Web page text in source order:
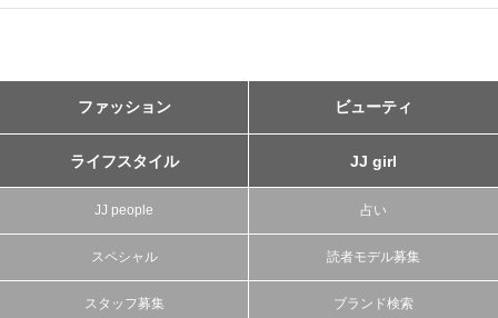
ファッション ビューティ
ライフスタイル JJ girl
JJ people 占い
スペシャル 読者モデル募集
スタッフ募集 ブランド検索